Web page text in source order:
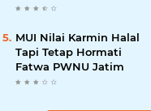
Awards 2026
MUI Nilai Karmin Halal
Tapi Tetap Hormati
Fatwa PWNU Jatim